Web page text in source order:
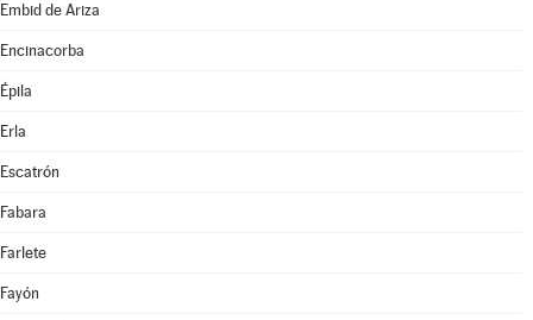
Embid de Ariza
Encinacorba
Épila
Erla
Escatrón
Fabara
Farlete
Fayón